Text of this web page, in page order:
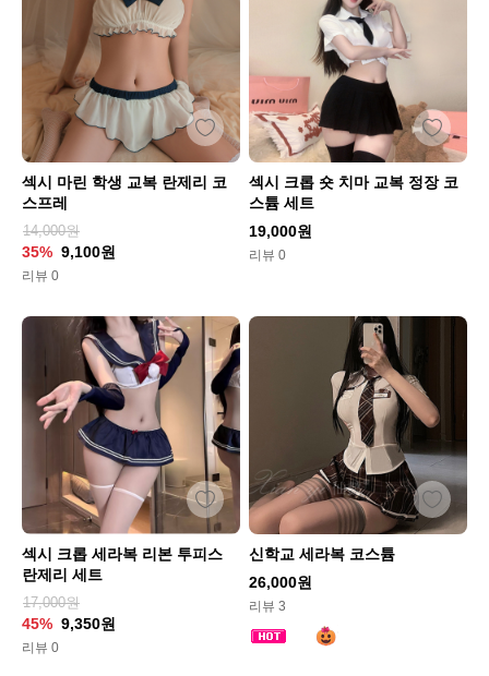
섹시 마린 학생 교복 란제리 코
스프레
14,000원
35% 9,100원
리뷰 0
섹시 크롭 숏 치마 교복 정장 코
스튬 세트
19,000원
리뷰 0
섹시 크롭 세라복 리본 투피스
란제리 세트
17,000원
45% 9,350원
리뷰 0
신학교 세라복 코스튬
26,000원
리뷰 3